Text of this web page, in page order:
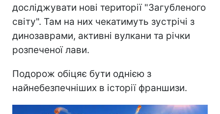
досліджувати нові території "Загубленого
світу". Там на них чекатимуть зустрічі з
динозаврами, активні вулкани та річки
розпеченої лави.
Подорож обіцяє бути однією з
найнебезпечніших в історії франшизи.